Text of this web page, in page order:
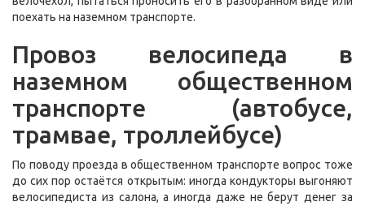
поехать на наземном транспорте.
Провоз велосипеда в
наземном общественном
транспорте (автобусе,
трамвае, троллейбусе)
По поводу проезда в общественном транспорте вопрос тоже
до сих пор остаётся открытым: иногда кондукторы выгоняют
велосипедиста из салона, а иногда даже не берут денег за